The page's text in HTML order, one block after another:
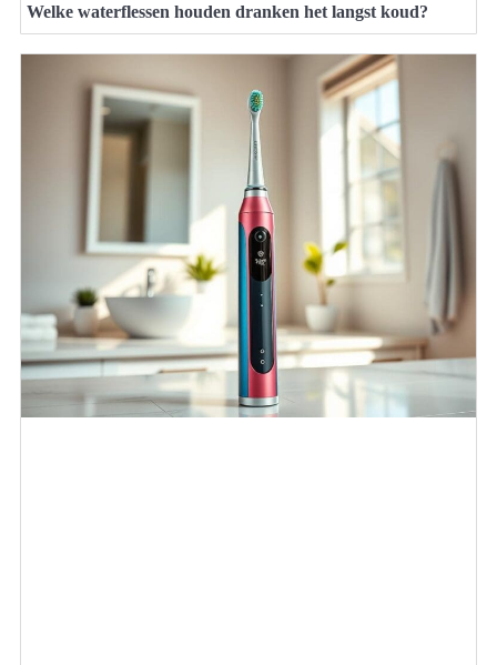
Welke waterflessen houden dranken het langst koud?